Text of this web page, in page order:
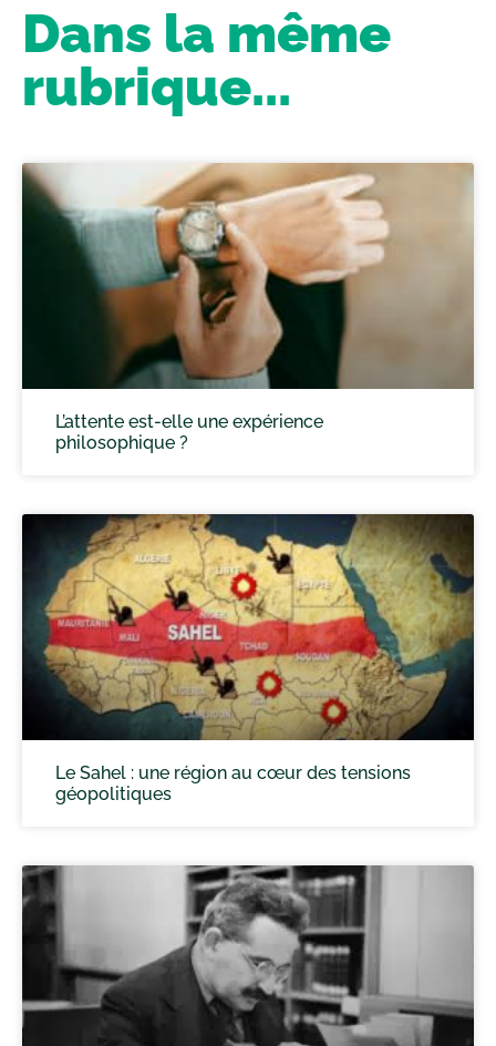
Dans la même
rubrique...
L’attente est-elle une expérience
philosophique ?
Le Sahel : une région au cœur des tensions
géopolitiques